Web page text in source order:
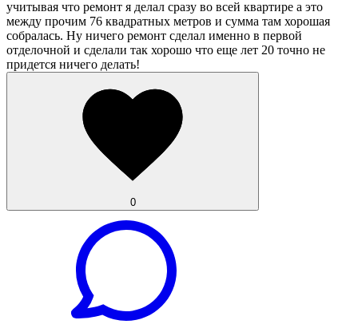
учитывая что ремонт я делал сразу во всей квартире а это
между прочим 76 квадратных метров и сумма там хорошая
собралась. Ну ничего ремонт сделал именно в первой
отделочной и сделали так хорошо что еще лет 20 точно не
придется ничего делать!
0